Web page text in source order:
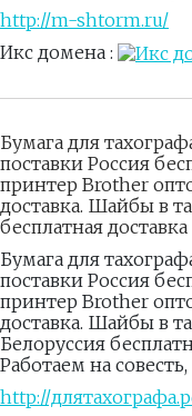
http://m-shtorm.ru/
Икс домена :
Бумага для
поставки Россия
принтер Brother
доставка. Шайбы в
бесплатная доставка
Бумага для
поставки Россия
принтер Brother
доставка. Шайбы в
Белоруссия
Работаем на
http://